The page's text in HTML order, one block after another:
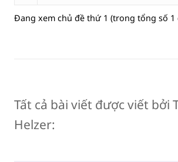
Đang xem chủ đề thứ 1 (trong tổng số 1
Tất cả bài viết được viết bởi
Helzer: